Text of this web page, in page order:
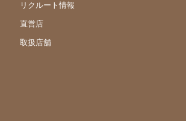
リクルート情報
直営店
取扱店舗